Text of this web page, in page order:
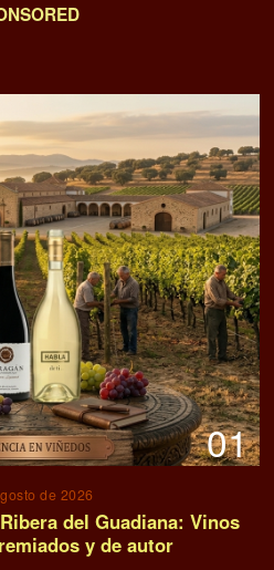
01
de 2026
del Guadiana: Vinos
y de autor